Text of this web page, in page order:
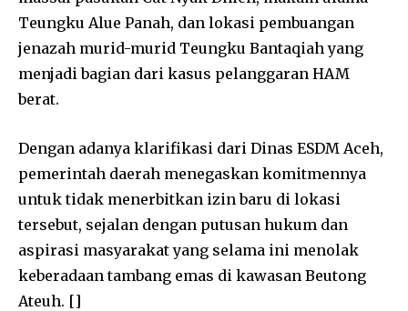
Teungku Alue Panah, dan lokasi pembuangan
jenazah murid-murid Teungku Bantaqiah yang
menjadi bagian dari kasus pelanggaran HAM
berat.
Dengan adanya klarifikasi dari Dinas ESDM Aceh,
pemerintah daerah menegaskan komitmennya
untuk tidak menerbitkan izin baru di lokasi
tersebut, sejalan dengan putusan hukum dan
aspirasi masyarakat yang selama ini menolak
keberadaan tambang emas di kawasan Beutong
Ateuh. []